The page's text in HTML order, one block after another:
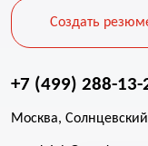
Создать
+7 (499) 288-13-
Москва,